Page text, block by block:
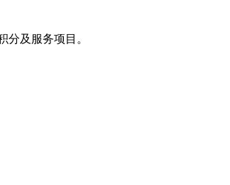
分及服务项目。